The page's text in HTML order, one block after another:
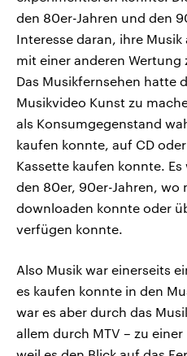
den 80er-Jahren und den
Interesse daran, ihre
mit einer anderen Wertung
Das Musikfernsehen hatte
Musikvideo Kunst zu
als Konsumgegenstand
kaufen konnte, auf CD
Kassette kaufen konnte.
den 80er, 90er-Jahren, wo
downloaden konnte oder
verfügen konnte.
Also Musik war einerseits
es kaufen konnte in den
war es aber durch das
allem durch MTV – zu